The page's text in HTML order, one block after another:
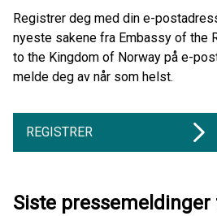
Registrer deg med din e-
nyeste sakene fra Embassy of the
to the Kingdom of Norway på e-
melde deg av når som helst.
REGISTRER
Siste